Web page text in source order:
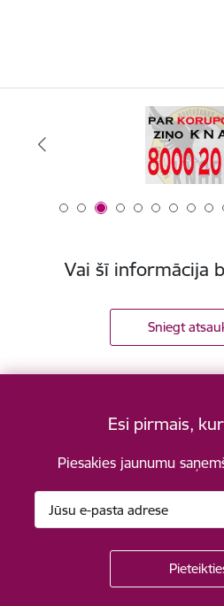
Vai šī informācija
Sniegt
Esi pirmais,
Piesakies jaunumu